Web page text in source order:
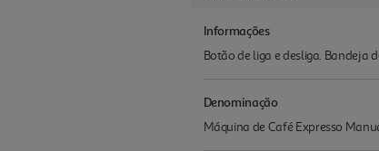
Informações
Botão de liga e desliga. Bandeja
Denominação
Máquina de Café Expresso